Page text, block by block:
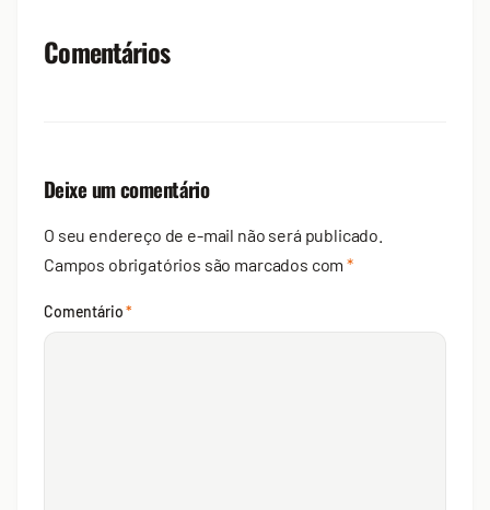
Comentários
Deixe um comentário
O seu endereço de e-mail não será publicado.
Campos obrigatórios são marcados com*
Comentário*